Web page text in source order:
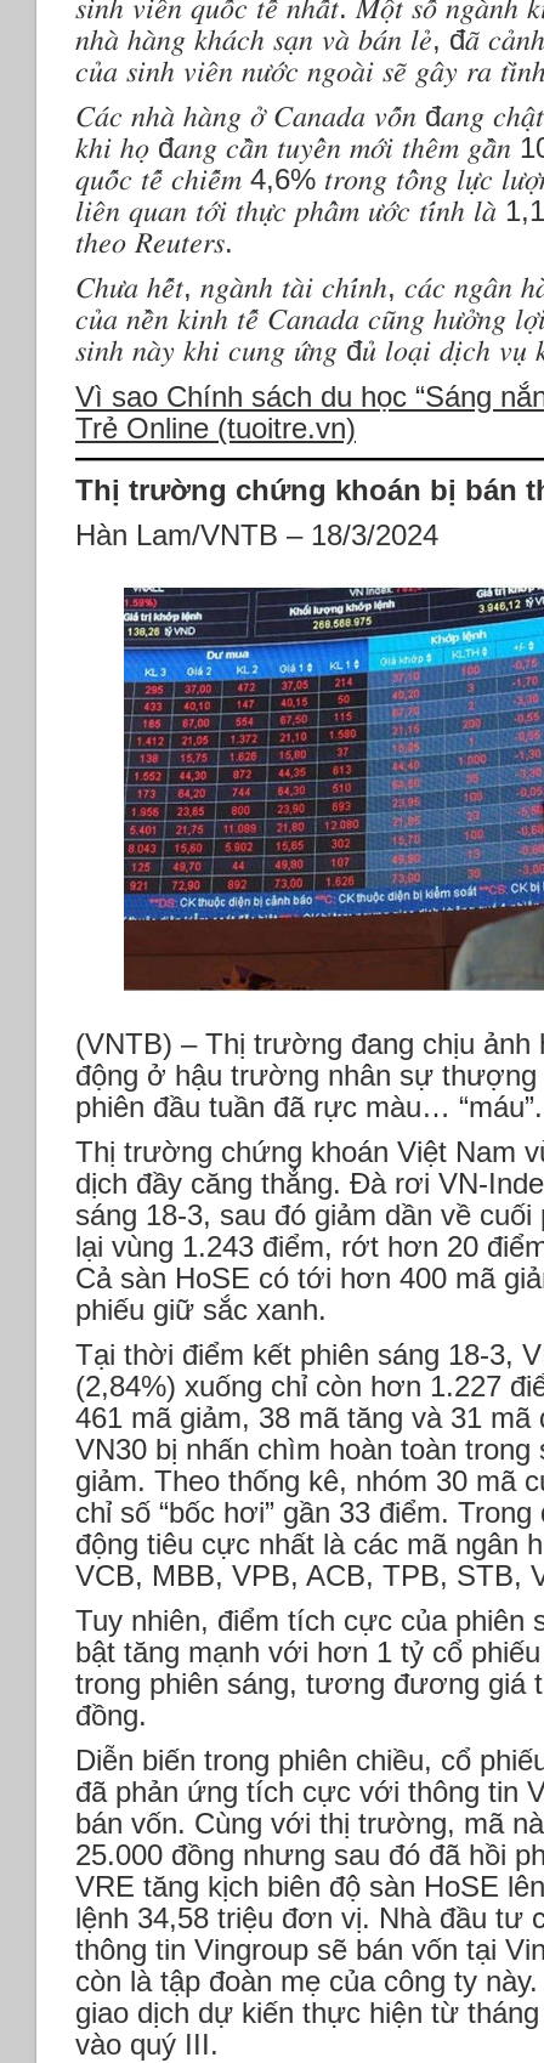
𝑠𝑖𝑛ℎ 𝑣𝑖𝑒̂𝑛 𝑞𝑢𝑜̂́𝑐 𝑡𝑒̂́ 𝑛ℎ𝑎̂́𝑡. 𝑀𝑜̣̂𝑡 𝑠𝑜̂́ 𝑛𝑔𝑎̀𝑛ℎ
𝑛ℎ𝑎̀ ℎ𝑎̀𝑛𝑔 𝑘ℎ𝑎́𝑐ℎ 𝑠𝑎̣𝑛 𝑣𝑎̀ 𝑏𝑎́𝑛 𝑙𝑒̉, đ𝑎̃
𝑐𝑢̉𝑎 𝑠𝑖𝑛ℎ 𝑣𝑖𝑒̂𝑛 𝑛𝑢̛𝑜̛́𝑐 𝑛𝑔𝑜𝑎̀𝑖 𝑠𝑒̃ 𝑔𝑎̂𝑦 𝑟𝑎
𝐶𝑎́𝑐 𝑛ℎ𝑎̀ ℎ𝑎̀𝑛𝑔 𝑜̛̉ 𝐶𝑎𝑛𝑎𝑑𝑎 𝑣𝑜̂́𝑛 đ𝑎𝑛𝑔 𝑐ℎ𝑎̣̂𝑡
𝑘ℎ𝑖 ℎ𝑜̣ đ𝑎𝑛𝑔 𝑐𝑎̂̀𝑛 𝑡𝑢𝑦𝑒̂̉𝑛 𝑚𝑜̛́𝑖 𝑡ℎ𝑒̂𝑚 𝑔𝑎̂̀𝑛
𝑞𝑢𝑜̂́𝑐 𝑡𝑒̂́ 𝑐ℎ𝑖𝑒̂́𝑚 4,6% 𝑡𝑟𝑜𝑛𝑔 𝑡𝑜̂̉𝑛𝑔 𝑙𝑢̛̣𝑐
𝑙𝑖𝑒̂𝑛 𝑞𝑢𝑎𝑛 𝑡𝑜̛́𝑖 𝑡ℎ𝑢̛̣𝑐 𝑝ℎ𝑎̂̉𝑚 𝑢̛𝑜̛́𝑐 𝑡𝑖́𝑛ℎ 𝑙𝑎̀
𝑡ℎ𝑒𝑜 𝑅𝑒𝑢𝑡𝑒𝑟𝑠.
𝐶ℎ𝑢̛𝑎 ℎ𝑒̂́𝑡, 𝑛𝑔𝑎̀𝑛ℎ 𝑡𝑎̀𝑖 𝑐ℎ𝑖́𝑛ℎ, 𝑐𝑎́𝑐 𝑛𝑔𝑎̂𝑛
𝑐𝑢̉𝑎 𝑛𝑒̂̀𝑛 𝑘𝑖𝑛ℎ 𝑡𝑒̂́ 𝐶𝑎𝑛𝑎𝑑𝑎 𝑐𝑢̃𝑛𝑔 ℎ𝑢̛𝑜̛̉𝑛𝑔
𝑠𝑖𝑛ℎ 𝑛𝑎̀𝑦 𝑘ℎ𝑖 𝑐𝑢𝑛𝑔 𝑢̛́𝑛𝑔 đ𝑢̉ 𝑙𝑜𝑎̣𝑖 𝑑𝑖̣𝑐ℎ
Vì sao Chính sách du học “Sáng
Trẻ Online (tuoitre.vn)
Thị trường chứng khoán bị bán
Hàn Lam/VNTB – 18/3/2024
(VNTB) – Thị trường đang chịu
động ở hậu trường nhân sự
phiên đầu tuần đã rực màu… “máu”.
Thị trường chứng khoán Việt Nam
dịch đầy căng thẳng. Đà rơi VN-
sáng 18-3, sau đó giảm dần về
lại vùng 1.243 điểm, rớt hơn 20
Cả sàn HoSE có tới hơn 400 mã
phiếu giữ sắc xanh.
Tại thời điểm kết phiên sáng 18-3,
(2,84%) xuống chỉ còn hơn 1.227
461 mã giảm, 38 mã tăng và 31
VN30 bị nhấn chìm hoàn toàn
giảm. Theo thống kê, nhóm 30 mã
chỉ số “bốc hơi” gần 33 điểm.
động tiêu cực nhất là các mã ngân
VCB, MBB, VPB, ACB, TPB, STB,
Tuy nhiên, điểm tích cực của phiên
bật tăng mạnh với hơn 1 tỷ cổ
trong phiên sáng, tương đương giá
đồng.
Diễn biến trong phiên chiều, cổ
đã phản ứng tích cực với thông tin
bán vốn. Cùng với thị trường, mã
25.000 đồng nhưng sau đó đã hồi
VRE tăng kịch biên độ sàn HoSE
lệnh 34,58 triệu đơn vị. Nhà đầu tư
thông tin Vingroup sẽ bán vốn tại
còn là tập đoàn mẹ của công ty
giao dịch dự kiến thực hiện từ
vào quý III.